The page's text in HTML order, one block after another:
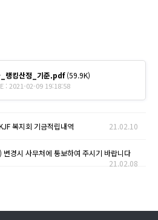
랭킹산정_기준.pdf(59.9K)
: 2021-02-09 19:18:58
복지회 기금적립내역 21.02.10
변경시 사무처에 통보하여 주시기 바랍니다
21.02.08